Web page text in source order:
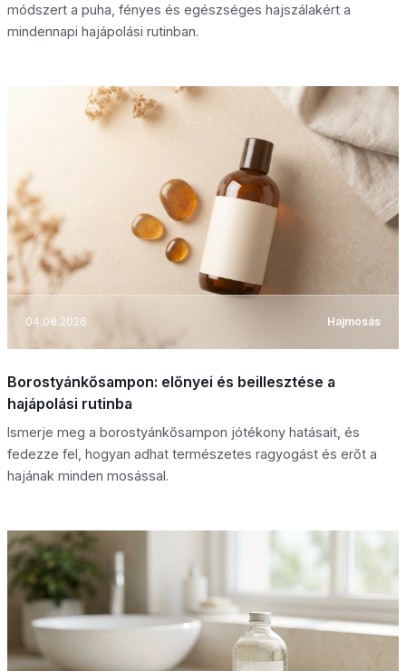
módszert a puha, fényes és egészséges hajszálakért a
mindennapi hajápolási rutinban.
04.08.2026 Hajmosás
Borostyánkősampon: előnyei és beillesztése a
hajápolási rutinba
Ismerje meg a borostyánkősampon jótékony hatásait, és
fedezze fel, hogyan adhat természetes ragyogást és erőt a
hajának minden mosással.